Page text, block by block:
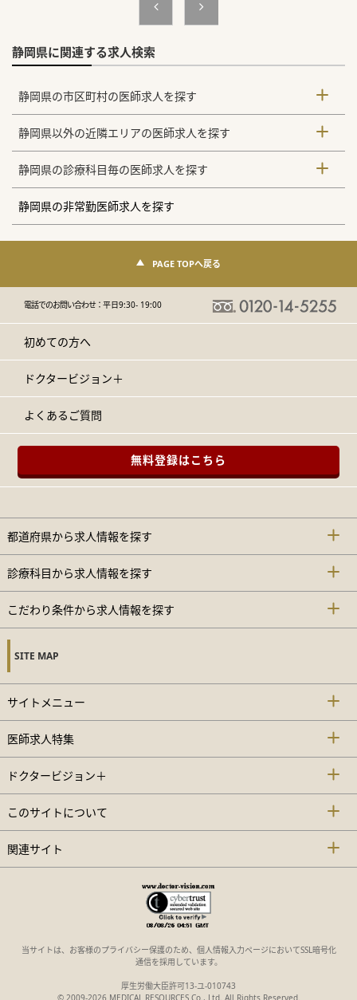
静岡県に関連する求人検索
静岡県の市区町村の医師求人を探す
静岡県以外の近隣エリアの医師求人を探す
静岡県の診療科目毎の医師求人を探す
静岡県の非常勤医師求人を探す
PAGE TOPへ戻る
電話でのお問い合わせ：平日9:30- 19:00
初めての方へ
ドクタービジョン＋
よくあるご質問
無料登録はこちら
都道府県から求人情報を探す
診療科目から求人情報を探す
こだわり条件から求人情報を探す
SITE MAP
サイトメニュー
医師求人特集
ドクタービジョン＋
このサイトについて
関連サイト
当サイトは、お客様のプライバシー保護のため、個人情報入力ページにおいてSSL暗号化
通信を採用しています。
厚生労働大臣許可13-ユ-010743
© 2009-2026 MEDICAL RESOURCES Co., Ltd. All Rights Reserved.